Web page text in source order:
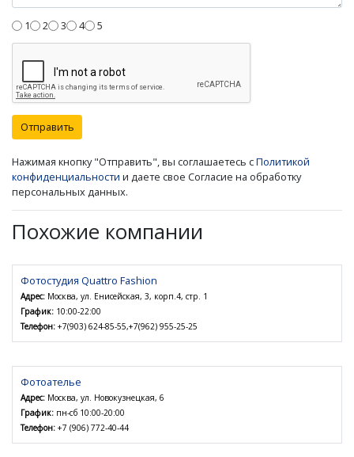
1 2 3 4 5
Отправить
Нажимая кнопку "Отправить", вы соглашаетесь сПолитикой
конфиденциальности и даете свое Согласие на обработку
персональных данных.
Похожие компании
Фотостудия Quattro Fashion
Адрес: Москва, ул. Енисейская, 3, корп.4, стр. 1
График: 10:00-22:00
Телефон: +7(903) 624-85-55,+7(962) 955-25-25
Фотоателье
Адрес: Москва, ул. Новокузнецкая, 6
График: пн-сб 10:00-20:00
Телефон: +7 (906) 772-40-44